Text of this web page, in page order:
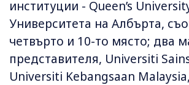
институции - Queen’s
Университета на Албърта,
четвърто и 10-то място; два
представителя, Universiti
Universiti Kebangsaan